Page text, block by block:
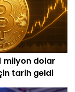
milyon dolar
tarih geldi